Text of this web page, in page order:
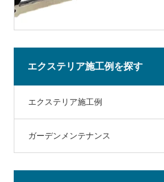
エクステリア施工例を探す
エクステリア施工例
ガーデンメンテナンス